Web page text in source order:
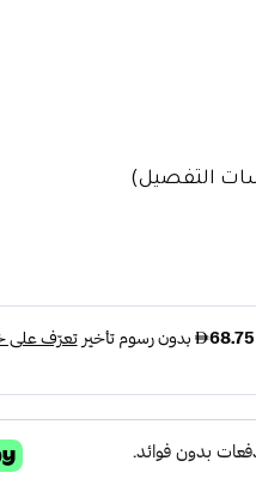
التفصيل)